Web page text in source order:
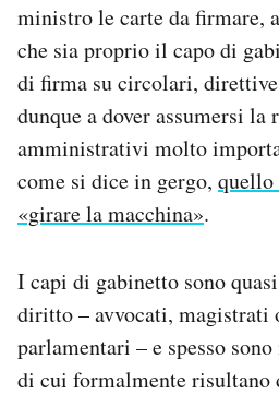
ministro le carte da firmare,
che sia proprio il capo di
di firma su circolari,
dunque a dover assumersi
amministrativi molto
come si dice in gergo, quello
«girare la macchina».
I capi di gabinetto sono
diritto – avvocati, magistrati
parlamentari – e spesso
di cui formalmente risultano